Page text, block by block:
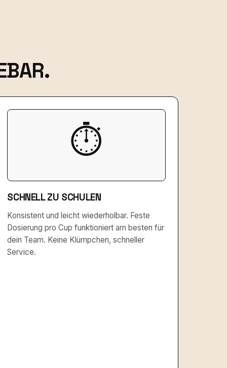
⏱️
SCHNELL ZU SCHULEN
Konsistent und leicht wiederholbar. Feste
Dosierung pro Cup funktioniert am besten für
dein Team. Keine Klümpchen, schneller
Service.